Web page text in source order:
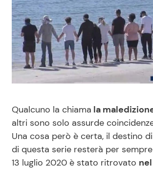
Benessere
Casa
Moda e Style
News benessere
Salute
Cucina
Consigli
Dolci
Primi
Ricette
Qualcuno la chiama la
altri sono solo assurde
Una cosa però è certa, il destino
di questa serie resterà per
13 luglio 2020 è stato ritrovato